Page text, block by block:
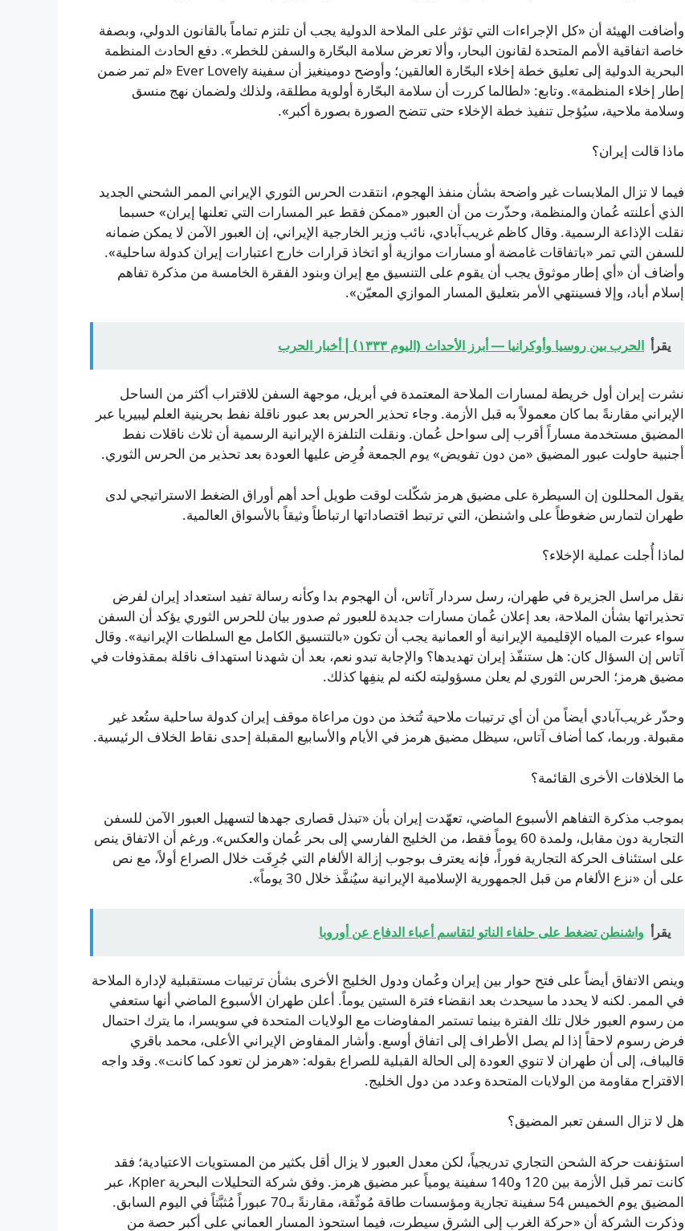
وأضافت الهيئة أن «كل الإجراءات التي تؤثر على الملاحة الدولية يجب أن تلتزم تماماً بالقانون الدولي، وبصفة
خاصة اتفاقية الأمم المتحدة لقانون البحار، وألا تعرض سلامة البحّارة والسفن للخطر». دفع الحادث المنظمة
البحرية الدولية إلى تعليق خطة إخلاء البحّارة العالقين؛ وأوضح دومينغيز أن سفينة Ever Lovely «لم تمر ضمن
إطار إخلاء المنظمة». وتابع: «لطالما كررت أن سلامة البحّارة أولوية مطلقة، ولذلك ولضمان نهج منسق
وسلامة ملاحية، سيُؤجل تنفيذ خطة الإخلاء حتى تتضح الصورة بصورة أكبر».
ماذا قالت إيران؟
فيما لا تزال الملابسات غير واضحة بشأن منفذ الهجوم، انتقدت الحرس الثوري الإيراني الممر الشحني الجديد
الذي أعلنته عُمان والمنظمة، وحذّرت من أن العبور «ممكن فقط عبر المسارات التي تعلنها إيران» حسبما
نقلت الإذاعة الرسمية. وقال كاظم غريب‌آبادي، نائب وزير الخارجية الإيراني، إن العبور الآمن لا يمكن ضمانه
للسفن التي تمر «باتفاقات غامضة أو مسارات موازية أو اتخاذ قرارات خارج اعتبارات إيران كدولة ساحلية».
وأضاف أن «أي إطار موثوق يجب أن يقوم على التنسيق مع إيران وبنود الفقرة الخامسة من مذكرة تفاهم
إسلام أباد، وإلا فسينتهي الأمر بتعليق المسار الموازي المعيّن».
يقرأ الحرب بين روسيا وأوكرانيا — أبرز الأحداث (اليوم ١٣٣٣) | أخبار الحرب
نشرت إيران أول خريطة لمسارات الملاحة المعتمدة في أبريل، موجهة السفن للاقتراب أكثر من الساحل
الإيراني مقارنةً بما كان معمولاً به قبل الأزمة. وجاء تحذير الحرس بعد عبور ناقلة نفط بحرينية العلم ليبيريا عبر
المضيق مستخدمة مساراً أقرب إلى سواحل عُمان. ونقلت التلفزة الإيرانية الرسمية أن ثلاث ناقلات نفط
أجنبية حاولت عبور المضيق «من دون تفويض» يوم الجمعة فُرِض عليها العودة بعد تحذير من الحرس الثوري.
يقول المحللون إن السيطرة على مضيق هرمز شكّلت لوقت طويل أحد أهم أوراق الضغط الاستراتيجي لدى
طهران لتمارس ضغوطاً على واشنطن، التي ترتبط اقتصاداتها ارتباطاً وثيقاً بالأسواق العالمية.
لماذا أُجلت عملية الإخلاء؟
نقل مراسل الجزيرة في طهران، رسل سردار آتاس، أن الهجوم بدا وكأنه رسالة تفيد استعداد إيران لفرض
تحذيراتها بشأن الملاحة، بعد إعلان عُمان مسارات جديدة للعبور ثم صدور بيان للحرس الثوري يؤكد أن السفن
سواء عبرت المياه الإقليمية الإيرانية أو العمانية يجب أن تكون «بالتنسيق الكامل مع السلطات الإيرانية». وقال
آتاس إن السؤال كان: هل ستنفّذ إيران تهديدها؟ والإجابة تبدو نعم، بعد أن شهدنا استهداف ناقلة بمقذوفات في
مضيق هرمز؛ الحرس الثوري لم يعلن مسؤوليته لكنه لم ينفِها كذلك.
وحذّر غريب‌آبادي أيضاً من أن أي ترتيبات ملاحية تُتخذ من دون مراعاة موقف إيران كدولة ساحلية ستُعد غير
مقبولة. وربما، كما أضاف آتاس، سيظل مضيق هرمز في الأيام والأسابيع المقبلة إحدى نقاط الخلاف الرئيسية.
ما الخلافات الأخرى القائمة؟
بموجب مذكرة التفاهم الأسبوع الماضي، تعهّدت إيران بأن «تبذل قصارى جهدها لتسهيل العبور الآمن للسفن
التجارية دون مقابل، ولمدة 60 يوماً فقط، من الخليج الفارسي إلى بحر عُمان والعكس». ورغم أن الاتفاق ينص
على استئناف الحركة التجارية فوراً، فإنه يعترف بوجوب إزالة الألغام التي جُرِفَت خلال الصراع أولاً، مع نص
على أن «نزع الألغام من قبل الجمهورية الإسلامية الإيرانية سيُنفَّذ خلال 30 يوماً».
يقرأ واشنطن تضغط على حلفاء الناتو لتقاسم أعباء الدفاع عن أوروبا
وينص الاتفاق أيضاً على فتح حوار بين إيران وعُمان ودول الخليج الأخرى بشأن ترتيبات مستقبلية لإدارة الملاحة
في الممر. لكنه لا يحدد ما سيحدث بعد انقضاء فترة الستين يوماً. أعلن طهران الأسبوع الماضي أنها ستعفي
من رسوم العبور خلال تلك الفترة بينما تستمر المفاوضات مع الولايات المتحدة في سويسرا، ما يترك احتمال
فرض رسوم لاحقاً إذا لم يصل الأطراف إلى اتفاق أوسع. وأشار المفاوض الإيراني الأعلى، محمد باقري
قاليباف، إلى أن طهران لا تنوي العودة إلى الحالة القبلية للصراع بقوله: «هرمز لن تعود كما كانت». وقد واجه
الاقتراح مقاومة من الولايات المتحدة وعدد من دول الخليج.
هل لا تزال السفن تعبر المضيق؟
استؤنفت حركة الشحن التجاري تدريجياً، لكن معدل العبور لا يزال أقل بكثير من المستويات الاعتيادية؛ فقد
كانت تمر قبل الأزمة بين 120 و140 سفينة يومياً عبر مضيق هرمز. وفق شركة التحليلات البحرية Kpler، عبر
المضيق يوم الخميس 54 سفينة تجارية ومؤسسات طاقة مُوثّقة، مقارنةً بـ70 عبوراً مُثبَّتاً في اليوم السابق.
وذكرت الشركة أن «حركة الغرب إلى الشرق سيطرت، فيما استحوذ المسار العماني على أكبر حصة من